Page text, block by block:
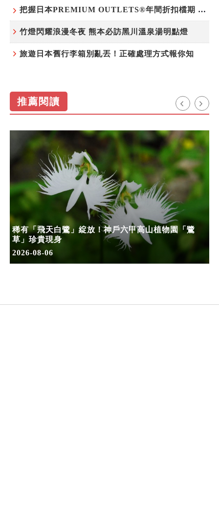
把握日本PREMIUM OUTLETS®年間折扣檔期 越買越划算
竹燈閃耀浪漫冬夜 熊本必訪黑川溫泉湯明點燈
旅遊日本舊行李箱別亂丟！正確處理方式報你知
推薦閱讀
稀有「飛天白鷺」綻放！神戶六甲高山植物園「鷺
草」珍貴現身
2026-08-06